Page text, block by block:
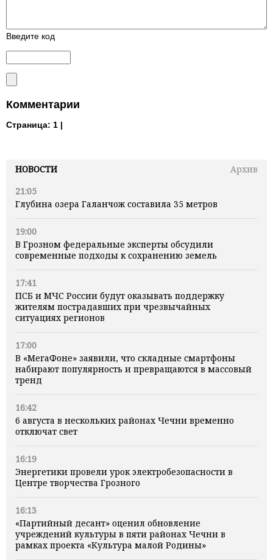
НОВОСТИ
Архив
21:05
Глубина озера Галанчож составила 35 метров
19:00
В Грозном федеральные эксперты обсудили
современные подходы к сохранению земель
17:41
ПСБ и МЧС России будут оказывать поддержку
жителям пострадавших при чрезвычайных
ситуациях регионов
17:00
В «МегаФоне» заявили, что складные смартфоны
набирают популярность и превращаются в массовый
тренд
16:42
6 августа в нескольких районах Чечни временно
отключат свет
16:19
Энергетики провели урок электробезопасности в
Центре творчества Грозного
16:13
«Партийный десант» оценил обновление
учреждений культуры в пяти районах Чечни в
рамках проекта «Культура малой Родины»
Введите код
Комментарии
Страница: 1 |